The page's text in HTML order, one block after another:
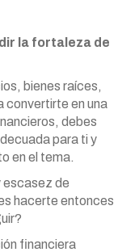
la fortaleza de
bienes raíces,
convertirte en una
debes
para ti y
en el tema.
escasez de
hacerte entonces
financiera